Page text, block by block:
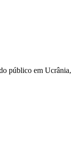
público em Ucrânia,